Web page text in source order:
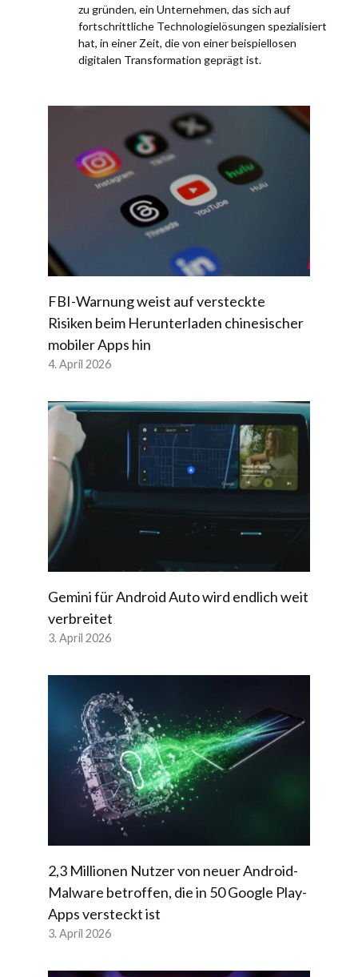
zu gründen, ein Unternehmen, das sich auf
fortschrittliche Technologielösungen spezialisiert
hat, in einer Zeit, die von einer beispiellosen
digitalen Transformation geprägt ist.
FBI-Warnung weist auf versteckte
Risiken beim Herunterladen chinesischer
mobiler Apps hin
4. April 2026
Gemini für Android Auto wird endlich weit
verbreitet
3. April 2026
2,3 Millionen Nutzer von neuer Android-
Malware betroffen, die in 50 Google Play-
Apps versteckt ist
3. April 2026